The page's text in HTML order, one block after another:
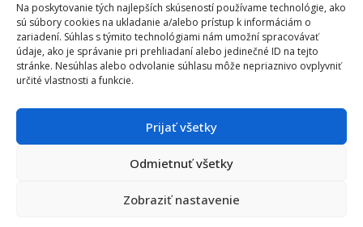
Na poskytovanie tých najlepších skúseností používame technológie, ako
sú súbory cookies na ukladanie a/alebo prístup k informáciám o
zariadení. Súhlas s týmito technológiami nám umožní spracovávať
údaje, ako je správanie pri prehliadaní alebo jedinečné ID na tejto
stránke. Nesúhlas alebo odvolanie súhlasu môže nepriaznivo ovplyvniť
určité vlastnosti a funkcie.
Prijať všetky
Odmietnuť všetky
Zobraziť nastavenie
831 04 Bratislava
IČO: 50922688
DIČ: 2120539388
IČ DPH: SK2120539388
Po – Pia: 8:00 – 16:30